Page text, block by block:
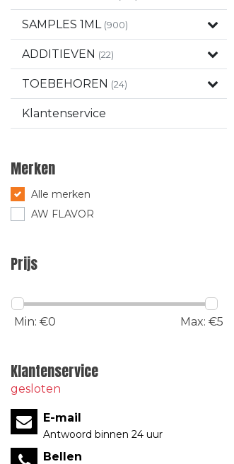
SAMPLES 1ML (900)
ADDITIEVEN (22)
TOEBEHOREN (24)
Klantenservice
Merken
Alle merken
AW FLAVOR
Prijs
Min: €0 Max: €5
Klantenservice
gesloten
E-mail
Antwoord binnen 24 uur
Bellen